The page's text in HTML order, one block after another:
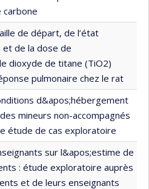
de départ, de l’état
et de la dose de
dioxyde de titane (TiO2)
pulmonaire chez le rat
d&apos;hébergement
mineurs non-accompagnés
étude de cas exploratoire
sur l&apos;estime de
: étude exploratoire auprès
et de leurs enseignants